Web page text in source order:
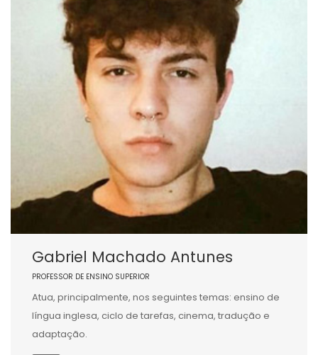
Gabriel Machado Antunes
PROFESSOR DE ENSINO SUPERIOR
Atua, principalmente, nos seguintes temas: ensino de
língua inglesa, ciclo de tarefas, cinema, tradução e
adaptação.